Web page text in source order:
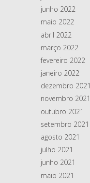
junho 2022
maio 2022
abril 2022
março 2022
fevereiro 2022
janeiro 2022
dezembro 2021
novembro 2021
outubro 2021
setembro 2021
agosto 2021
julho 2021
junho 2021
maio 2021